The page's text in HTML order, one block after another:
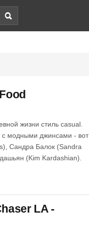
жизни стиль casual.
модными джинсами - вот
Сандра Балок (Sandra
(Kim Kardashian).
LA -